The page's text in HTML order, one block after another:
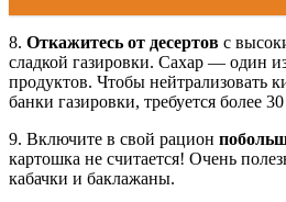
8. Откажитесь от десертов с
сладкой газировки. Сахар — один
продуктов. Чтобы нейтрализовать
банки газировки, требуется более
9. Включите в свой рацион
картошка не считается! Очень
кабачки и баклажаны.